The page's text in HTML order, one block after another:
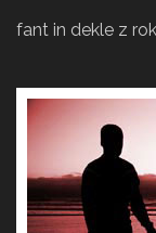
fant in dekle z